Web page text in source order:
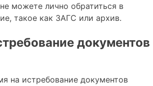
можете лично обратиться в
такое как ЗАГС или архив.
документов
на истребование документов